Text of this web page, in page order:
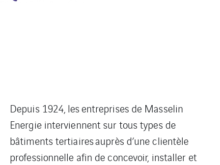
Depuis 1924, les entreprises de Masselin
Energie interviennent sur tous types de
bâtiments tertiaires auprès d’une clientèle
professionnelle afin de concevoir, installer et